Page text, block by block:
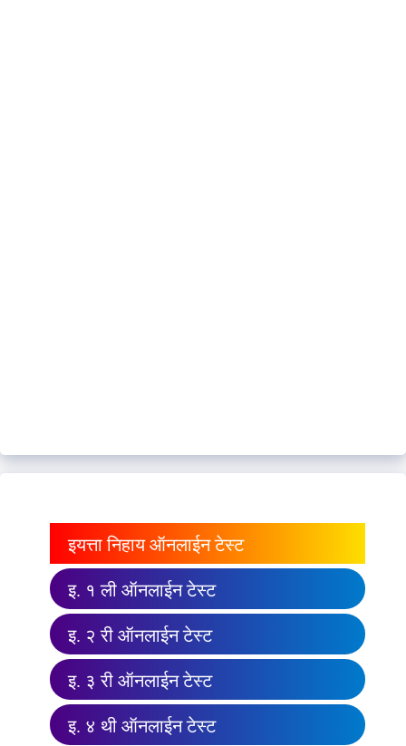
इयत्ता निहाय ऑनलाईन टेस्ट
इ. १ ली ऑनलाईन टेस्ट
इ. २ री ऑनलाईन टेस्ट
इ. ३ री ऑनलाईन टेस्ट
इ. ४ थी ऑनलाईन टेस्ट